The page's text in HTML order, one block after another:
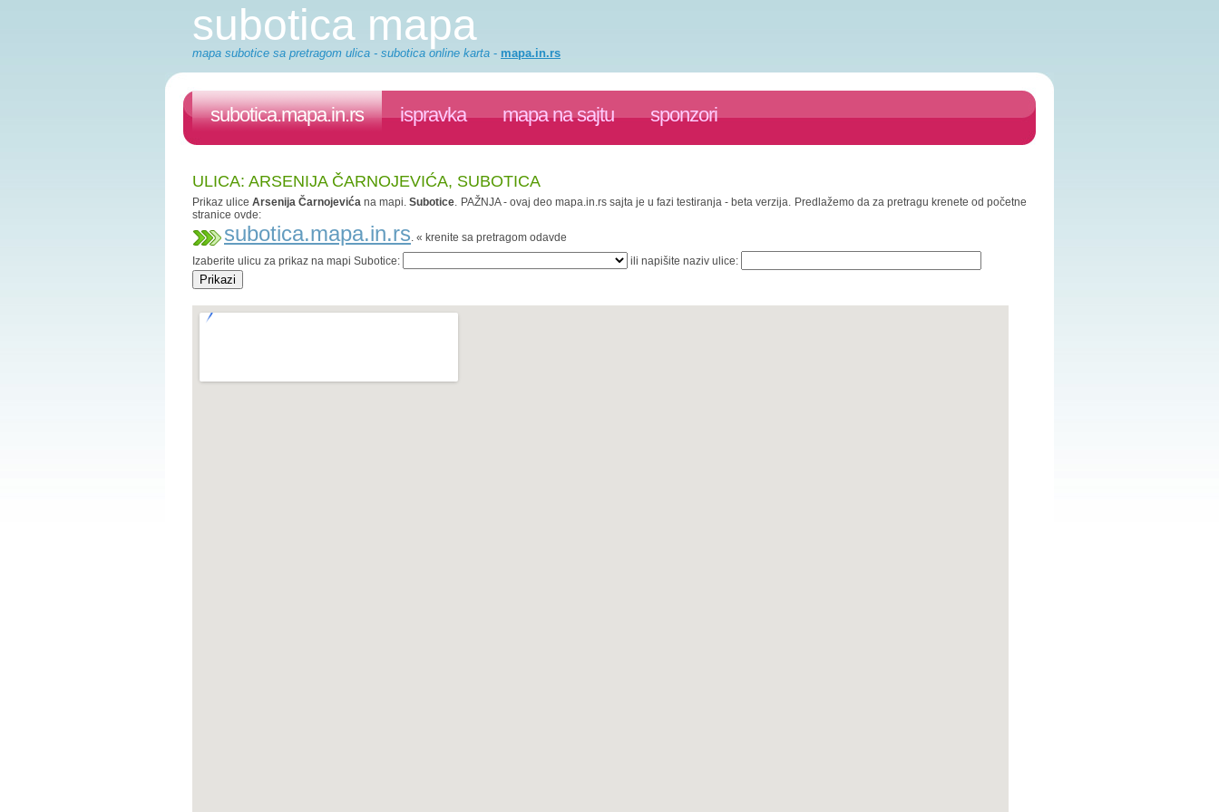
subotica mapa
mapa subotice sa pretragom ulica - subotica online karta - mapa.in.rs
subotica.mapa.in.rs ispravka mapa na sajtu sponzori
ULICA: ARSENIJA ČARNOJEVIĆA, SUBOTICA
Prikaz uliceArsenija Čarnojevića na mapi.Subotice. PAŽNJA - ovaj deo mapa.in.rs sajta je u fazi testiranja - beta verzija. Predlažemo da za pretragu krenete od početne
stranice ovde:
subotica.mapa.in.rs. « krenite sa pretragom odavde
Izaberite ulicu za prikaz na mapi Subotice:
ili napišite naziv ulice: